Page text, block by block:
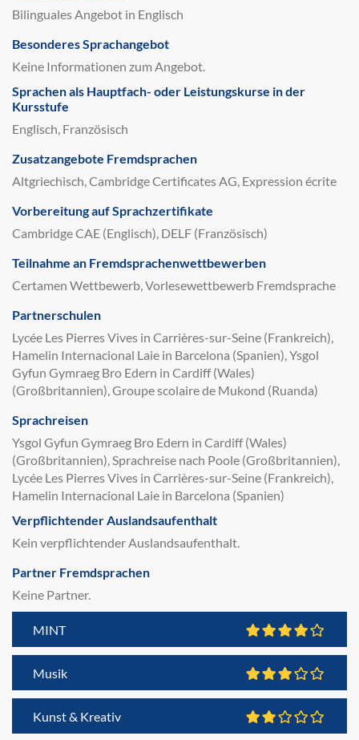
Bilinguales Angebot in Englisch
Besonderes Sprachangebot
Keine Informationen zum Angebot.
Sprachen als Hauptfach- oder Leistungskurse in der
Kursstufe
Englisch, Französisch
Zusatzangebote Fremdsprachen
Altgriechisch, Cambridge Certificates AG, Expression écrite
Vorbereitung auf Sprachzertifikate
Cambridge CAE (Englisch), DELF (Französisch)
Teilnahme an Fremdsprachenwettbewerben
Certamen Wettbewerb, Vorlesewettbewerb Fremdsprache
Partnerschulen
Lycée Les Pierres Vives in Carrières-sur-Seine (Frankreich),
Hamelin Internacional Laie in Barcelona (Spanien), Ysgol
Gyfun Gymraeg Bro Edern in Cardiff (Wales)
(Großbritannien), Groupe scolaire de Mukond (Ruanda)
Sprachreisen
Ysgol Gyfun Gymraeg Bro Edern in Cardiff (Wales)
(Großbritannien), Sprachreise nach Poole (Großbritannien),
Lycée Les Pierres Vives in Carrières-sur-Seine (Frankreich),
Hamelin Internacional Laie in Barcelona (Spanien)
Verpflichtender Auslandsaufenthalt
Kein verpflichtender Auslandsaufenthalt.
Partner Fremdsprachen
Keine Partner.
MINT
Musik
Kunst & Kreativ